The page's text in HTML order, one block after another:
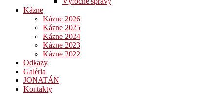
Kázne
Kázne 2026
Kázne 2025
Kázne 2024
Kázne 2023
Kázne 2022
Odkazy
Galéria
JONATÁN
Kontakty